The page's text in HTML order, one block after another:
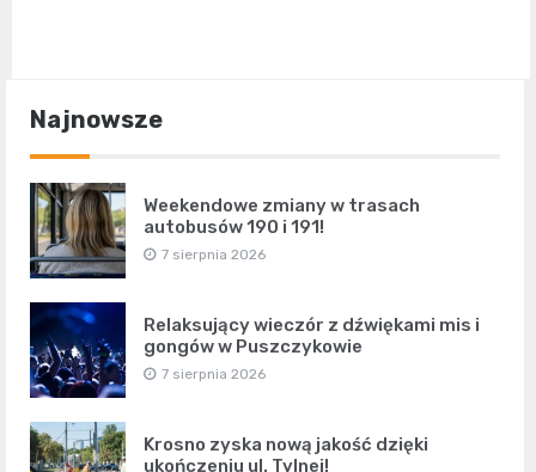
Najnowsze
Weekendowe zmiany w trasach
autobusów 190 i 191!
7 sierpnia 2026
Relaksujący wieczór z dźwiękami mis i
gongów w Puszczykowie
7 sierpnia 2026
Krosno zyska nową jakość dzięki
ukończeniu ul. Tylnej!